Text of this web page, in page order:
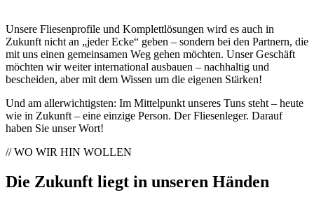
Unsere Fliesenprofile und Komplettlösungen wird es auch in
Zukunft nicht an „jeder Ecke“ geben – sondern bei den Partnern, die
mit uns einen gemeinsamen Weg gehen möchten. Unser Geschäft
möchten wir weiter international ausbauen – nachhaltig und
bescheiden, aber mit dem Wissen um die eigenen Stärken!
Und am allerwichtigsten: Im Mittelpunkt unseres Tuns steht – heute
wie in Zukunft – eine einzige Person. Der Fliesenleger. Darauf
haben Sie unser Wort!
// WO WIR HIN WOLLEN
Die Zukunft liegt in unseren Händen